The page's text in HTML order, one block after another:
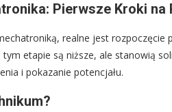
Pierwsze Kroki na
realne jest rozpoczęcie
etapie są niższe, ale stanowią
i pokazanie potencjału.